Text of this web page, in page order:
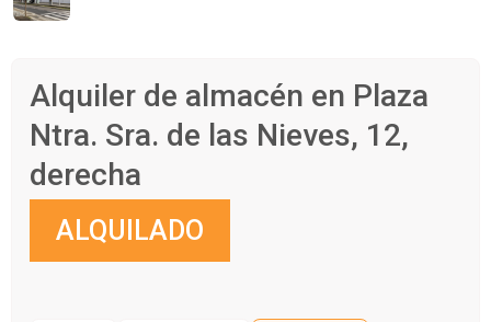
Alquiler de almacén en Plaza
Ntra. Sra. de las Nieves, 12,
derecha
ALQUILADO